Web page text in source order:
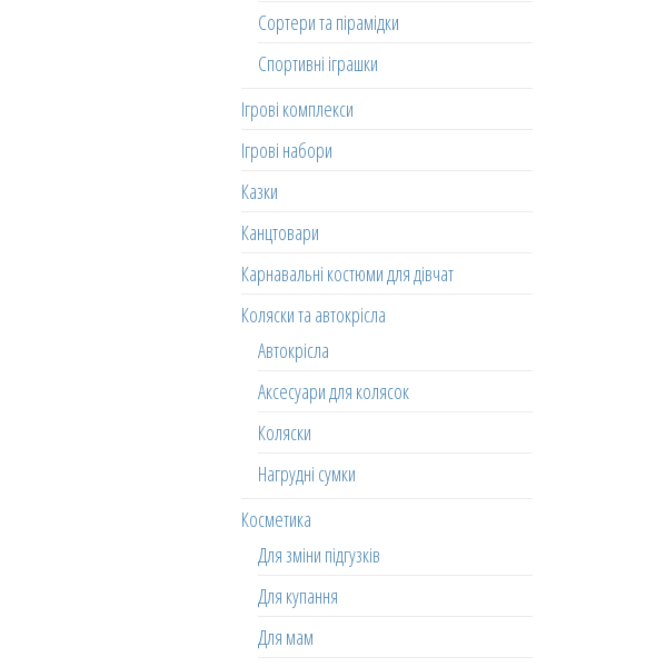
Сортери та пірамідки
Спортивні іграшки
Ігрові комплекси
Ігрові набори
Казки
Канцтовари
Карнавальні костюми для дівчат
Коляски та автокрісла
Автокрісла
Аксесуари для колясок
Коляски
Нагрудні сумки
Косметика
Для зміни підгузків
Для купання
Для мам